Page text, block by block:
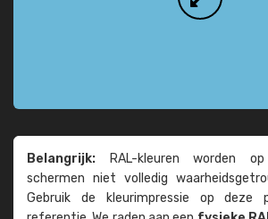
Belangrijk: RAL-kleuren worden
schermen niet volledig
Gebruik de kleur­impressie op deze